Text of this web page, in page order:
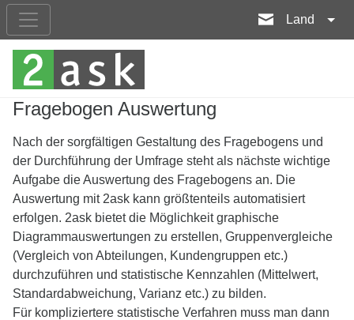
Land
Fragebogen Auswertung
Nach der sorgfältigen Gestaltung des Fragebogens und
der Durchführung der Umfrage steht als nächste wichtige
Aufgabe die Auswertung des Fragebogens an. Die
Auswertung mit 2ask kann größtenteils automatisiert
erfolgen. 2ask bietet die Möglichkeit graphische
Diagrammauswertungen zu erstellen, Gruppenvergleiche
(Vergleich von Abteilungen, Kundengruppen etc.)
durchzuführen und statistische Kennzahlen (Mittelwert,
Standardabweichung, Varianz etc.) zu bilden.
Für kompliziertere statistische Verfahren muss man dann